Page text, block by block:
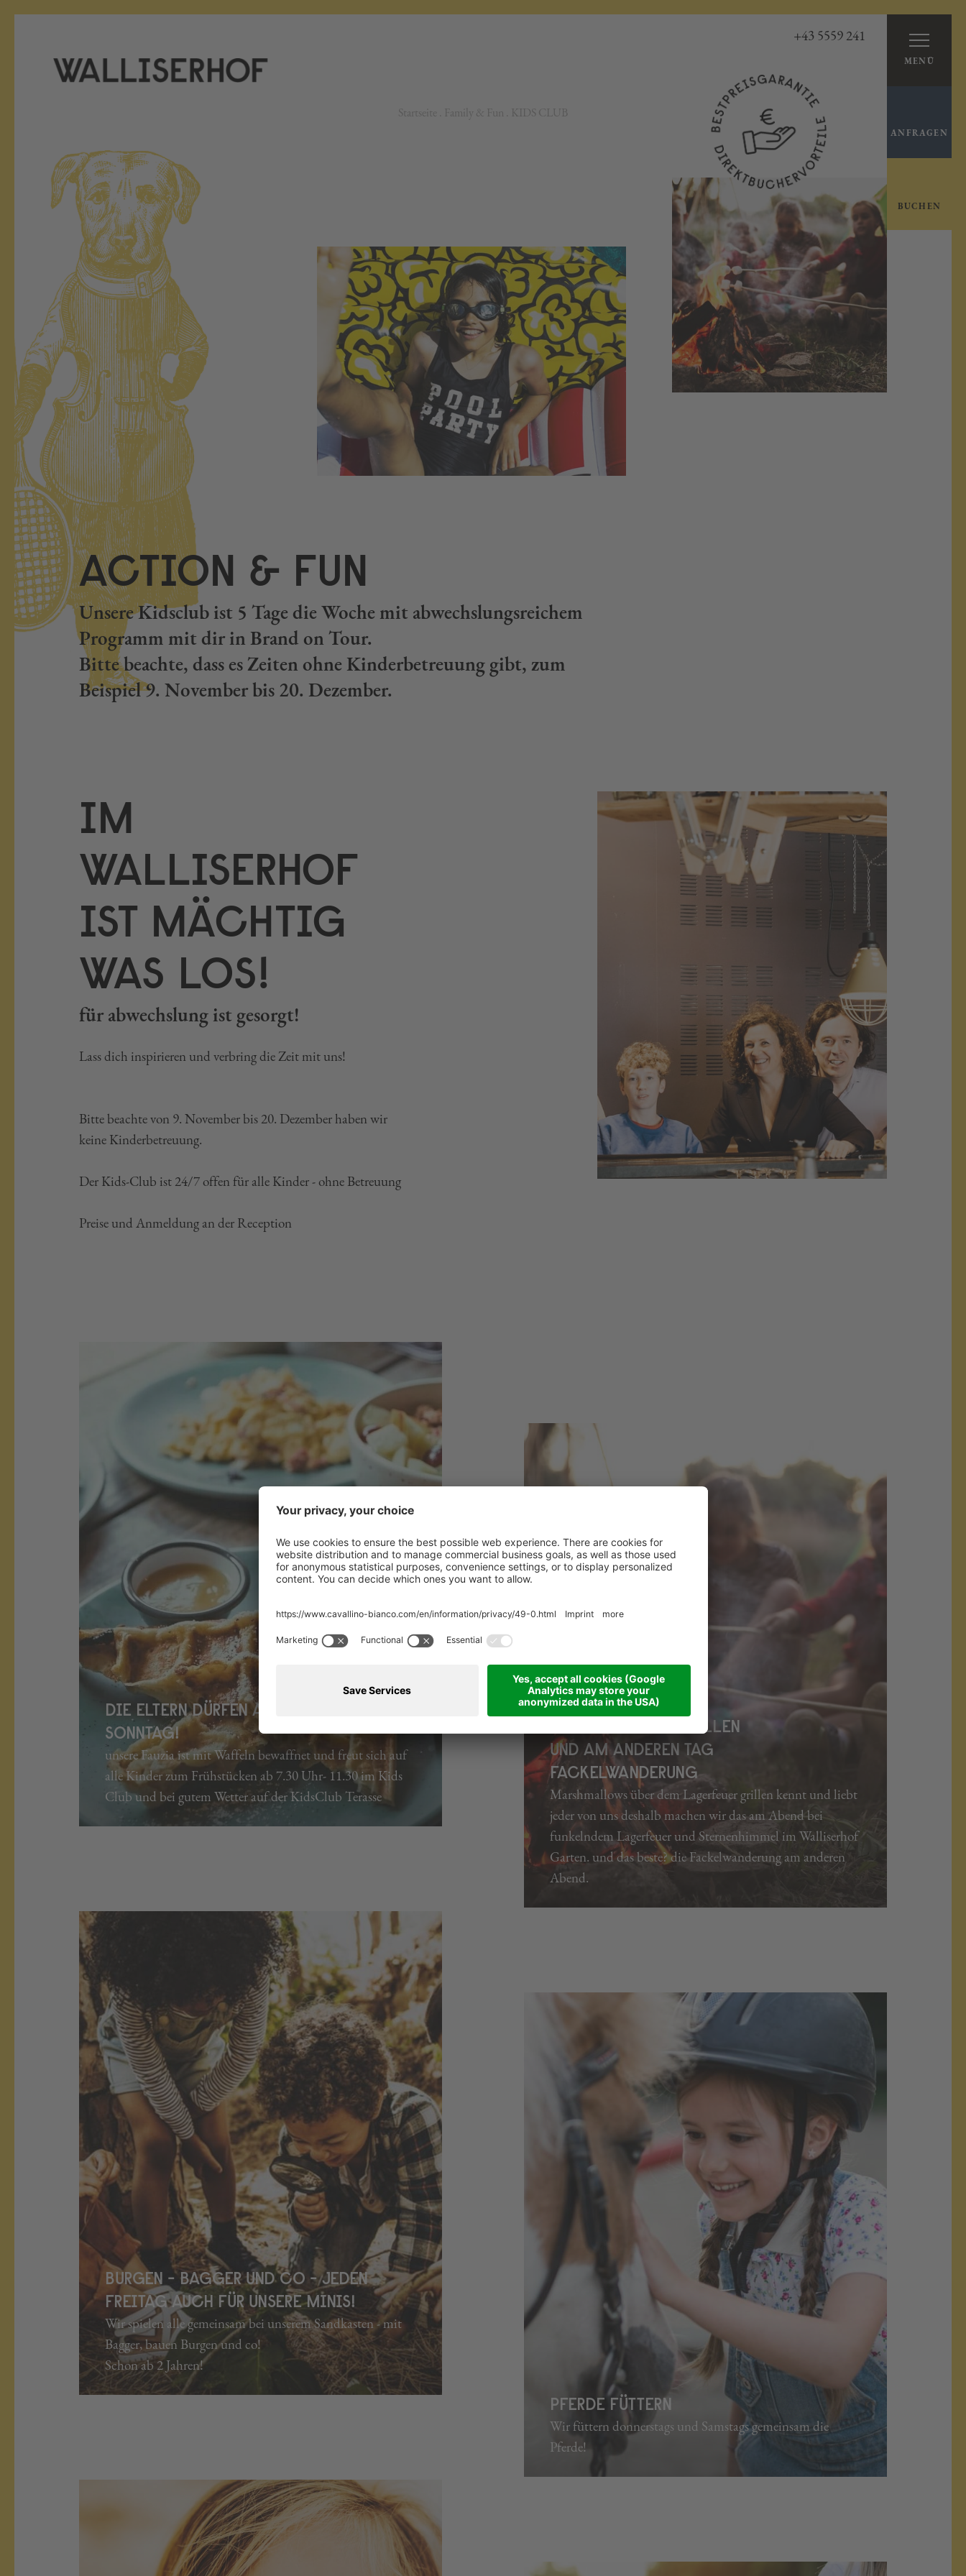
+43 5559 241
MENÜ
ANFRAGEN
BUCHEN
Startseite Family & Fun KIDS CLUB
ACTION & FUN
Unsere Kidsclub ist 5 Tage die Woche mit abwechslungsreichem
Programm mit dir in Brand on Tour.
Bitte beachte, dass es Zeiten ohne Kinderbetreuung gibt, zum
Beispiel 9. November bis 20. Dezember.
IM
WALLISERHOF
IST MÄCHTIG
WAS LOS!
für abwechslung ist gesorgt!
Lass dich inspirieren und verbring die Zeit mit uns!
Bitte beachte von 9. November bis 20. Dezember haben wir
keine Kinderbetreuung.
Der Kids-Club ist 24/7 offen für alle Kinder - ohne Betreuung
Preise und Anmeldung an der Reception
DIE ELTERN DÜRFEN AUSSCHLAFEN AM
SONNTAG!
unsere Fauzia ist mit Waffeln bewaffnet und freut sich auf
alle Kinder zum Frühstücken ab 7.30 Uhr- 11.30 im Kids
Club und bei gutem Wetter auf der KidsClub Terasse
BURGEN - BAGGER UND CO - JEDEN
FREITAG AUCH FÜR UNSERE MINIS!
Wir spielen alle gemeinsam bei unserem Sandkasten - mit
Bagger, bauen Burgen und co!
Schon ab 2 Jahren!
MARSHMALLOW GRILLEN
UND AM ANDEREN TAG
FACKELWANDERUNG
Marshmallows über dem Lagerfeuer grillen kennt und liebt
jeder von uns deshalb machen wir das am Abend bei
funkelndem Lagerfeuer und Sternenhimmel im Walliserhof
Garten. und das beste? die Fackelwanderung am anderen
Abend.
PFERDE FÜTTERN
Wir füttern donnerstags und Samstags gemeinsam die
Pferde!